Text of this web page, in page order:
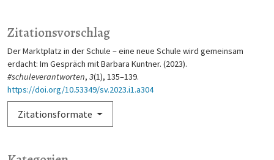
Zitationsvorschlag
Der Marktplatz in der Schule – eine neue Schule wird gemeinsam
erdacht: Im Gespräch mit Barbara Kuntner. (2023).
#schuleverantworten, 3(1), 135–139.
https://doi.org/10.53349/sv.2023.i1.a304
Zitationsformate